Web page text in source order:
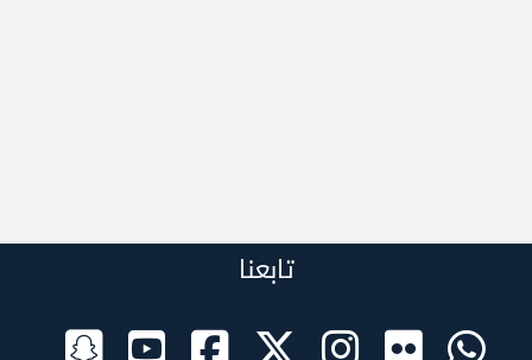
تابعنا